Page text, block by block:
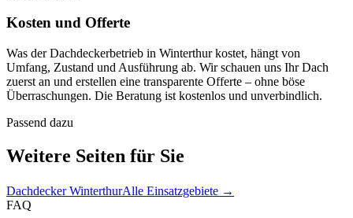
Kosten und Offerte
Was der Dachdeckerbetrieb in Winterthur kostet, hängt von
Umfang, Zustand und Ausführung ab. Wir schauen uns Ihr Dach
zuerst an und erstellen eine transparente Offerte – ohne böse
Überraschungen. Die Beratung ist kostenlos und unverbindlich.
Passend dazu
Weitere Seiten für Sie
Dachdecker WinterthurAlle Einsatzgebiete →
FAQ